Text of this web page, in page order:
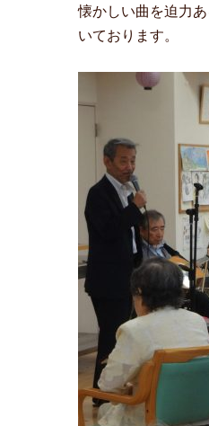
懐かしい曲を迫力
いております。